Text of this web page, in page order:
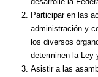
Participar en las
administración y
los diversos
determinen la Ley
Asistir a las